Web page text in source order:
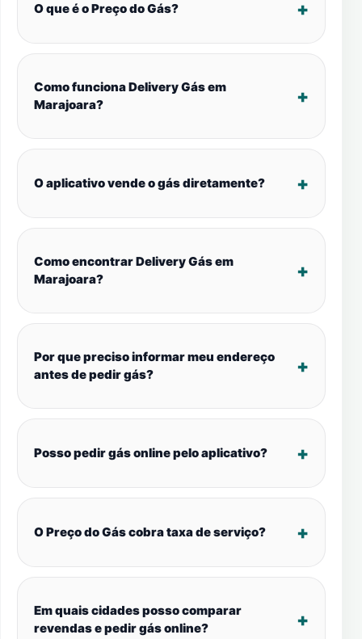
O que é o Preço do Gás?
Como funciona Delivery Gás em
Marajoara?
O aplicativo vende o gás diretamente?
Como encontrar Delivery Gás em
Marajoara?
Por que preciso informar meu endereço
antes de pedir gás?
Posso pedir gás online pelo aplicativo?
O Preço do Gás cobra taxa de serviço?
Em quais cidades posso comparar
revendas e pedir gás online?